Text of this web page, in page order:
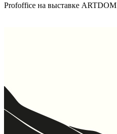
Profoffice на выставке ARTDOM